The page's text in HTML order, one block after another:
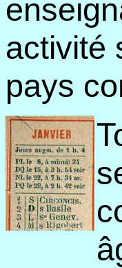
activité
pays